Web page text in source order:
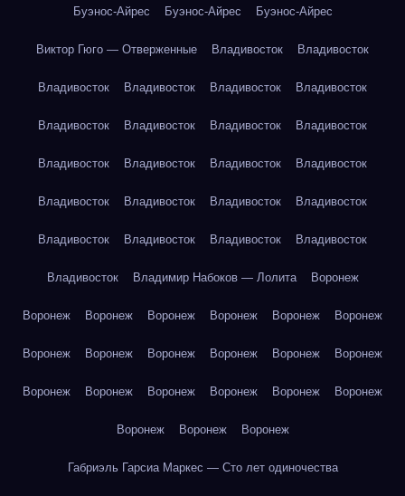
Буэнос-Айрес Буэнос-Айрес Буэнос-Айрес
Виктор Гюго — Отверженные Владивосток Владивосток
Владивосток Владивосток Владивосток Владивосток
Владивосток Владивосток Владивосток Владивосток
Владивосток Владивосток Владивосток Владивосток
Владивосток Владивосток Владивосток Владивосток
Владивосток Владивосток Владивосток Владивосток
Владивосток Владимир Набоков — Лолита Воронеж
Воронеж Воронеж Воронеж Воронеж Воронеж Воронеж
Воронеж Воронеж Воронеж Воронеж Воронеж Воронеж
Воронеж Воронеж Воронеж Воронеж Воронеж Воронеж
Воронеж Воронеж Воронеж
Габриэль Гарсиа Маркес — Сто лет одиночества